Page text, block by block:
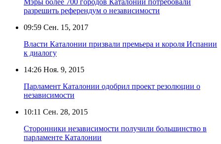
разрешить референдум о независимости
09:59 Сен. 15, 2017
Власти Каталонии призвали премьера и короля Испании
к диалогу
14:26 Ноя. 9, 2015
Парламент Каталонии одобрил проект резолюции о
независимости
10:11 Сен. 28, 2015
Сторонники независимости получили большинство в
парламенте Каталонии